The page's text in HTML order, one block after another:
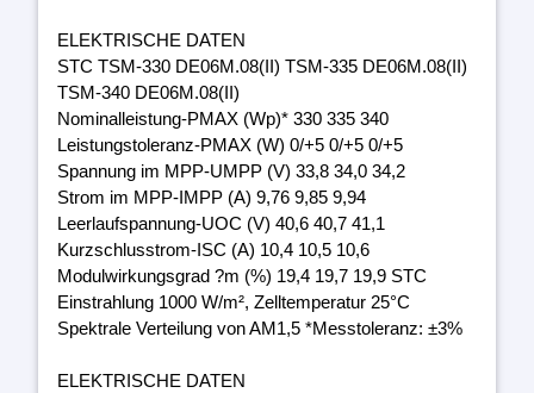
ELEKTRISCHE DATEN
STC TSM-330 DE06M.08(II) TSM-335 DE06M.08(II)
TSM-340 DE06M.08(II)
Nominalleistung-PMAX (Wp)* 330 335 340
Leistungstoleranz-PMAX (W) 0/+5 0/+5 0/+5
Spannung im MPP-UMPP (V) 33,8 34,0 34,2
Strom im MPP-IMPP (A) 9,76 9,85 9,94
Leerlaufspannung-UOC (V) 40,6 40,7 41,1
Kurzschlusstrom-ISC (A) 10,4 10,5 10,6
Modulwirkungsgrad ?m (%) 19,4 19,7 19,9 STC
Einstrahlung 1000 W/m², Zelltemperatur 25°C
Spektrale Verteilung von AM1,5 *Messtoleranz: ±3%
ELEKTRISCHE DATEN